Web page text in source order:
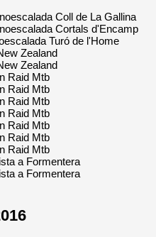
Coll de La Gallina
Cortals d'Encamp
Turó de l'Home
Zealand
Zealand
Raid Mtb
Raid Mtb
Raid Mtb
Raid Mtb
Raid Mtb
Raid Mtb
Raid Mtb
a Formentera
a Formentera